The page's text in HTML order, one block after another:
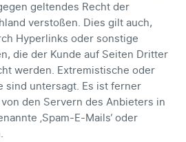
geltendes Recht der
verstoßen. Dies gilt auch,
Hyperlinks oder sonstige
die der Kunde auf Seiten Dritter
werden. Extremistische oder
sind untersagt. Es ist ferner
den Servern des Anbieters in
‚Spam-E-Mails‘ oder